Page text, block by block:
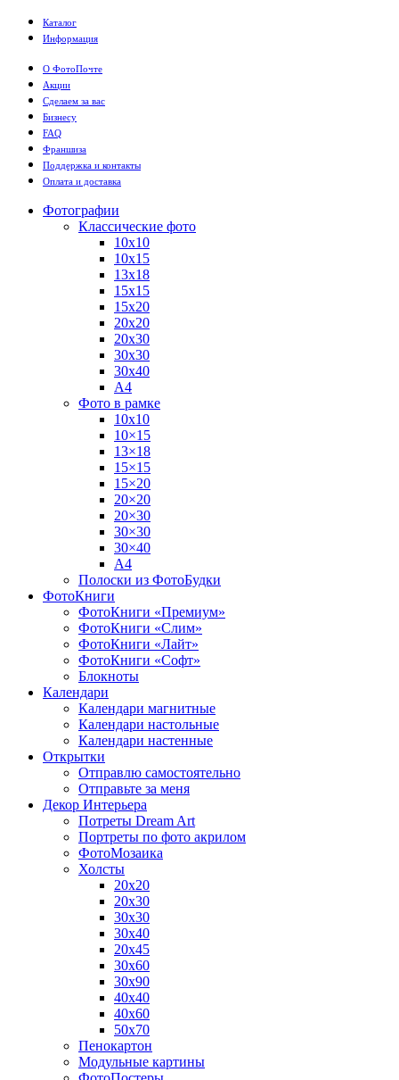
Каталог
Информация
О ФотоПочте
Акции
Сделаем за вас
Бизнесу
FAQ
Франшиза
Поддержка и контакты
Оплата и доставка
Фотографии
Классические фото
10х10
10х15
13х18
15х15
15х20
20х20
20х30
30х30
30х40
А4
Фото в рамке
10х10
10×15
13×18
15×15
15×20
20×20
20×30
30×30
30×40
A4
Полоски из ФотоБудки
ФотоКниги
ФотоКниги «Премиум»
ФотоКниги «Слим»
ФотоКниги «Лайт»
ФотоКниги «Софт»
Блокноты
Календари
Календари магнитные
Календари настольные
Календари настенные
Открытки
Отправлю самостоятельно
Отправьте за меня
Декор Интерьера
Потреты Dream Art
Портреты по фото акрилом
ФотоМозаика
Холсты
20х20
20х30
30х30
30х40
20х45
30х60
30х90
40х40
40х60
50х70
Пенокартон
Модульные картины